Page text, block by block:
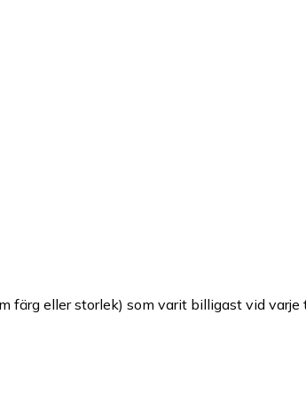
färg eller storlek) som varit billigast vid